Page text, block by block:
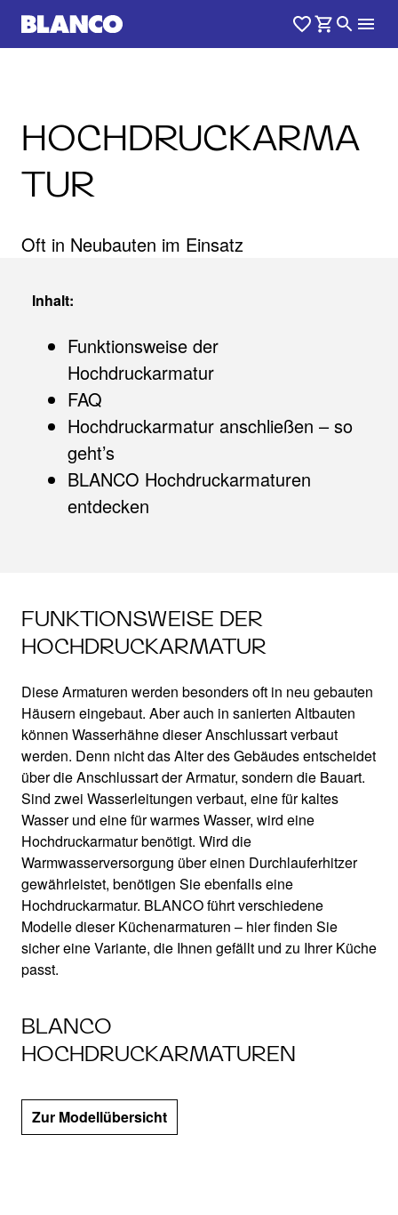
HOCHDRUCKARMA
TUR
Oft in Neubauten im Einsatz
Inhalt:
Funktionsweise der
Hochdruckarmatur
FAQ
Hochdruckarmatur anschließen – so
geht’s
BLANCO Hochdruckarmaturen
entdecken
FUNKTIONSWEISE DER
HOCHDRUCKARMATUR
Diese Armaturen werden besonders oft in neu gebauten
Häusern eingebaut. Aber auch in sanierten Altbauten
können Wasserhähne dieser Anschlussart verbaut
werden. Denn nicht das Alter des Gebäudes entscheidet
über die Anschlussart der Armatur, sondern die Bauart.
Sind zwei Wasserleitungen verbaut, eine für kaltes
Wasser und eine für warmes Wasser, wird eine
Hochdruckarmatur benötigt. Wird die
Warmwasserversorgung über einen Durchlauferhitzer
gewährleistet, benötigen Sie ebenfalls eine
Hochdruckarmatur. BLANCO führt verschiedene
Modelle dieser Küchenarmaturen – hier finden Sie
sicher eine Variante, die Ihnen gefällt und zu Ihrer Küche
passt.
BLANCO
HOCHDRUCKARMATUREN
Zur Modellübersicht